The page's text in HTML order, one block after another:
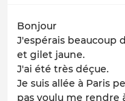
Bonjour
J'espérais beaucoup
et gilet jaune.
J'ai été très déçue.
Je suis allée à Paris
pas voulu me rendre